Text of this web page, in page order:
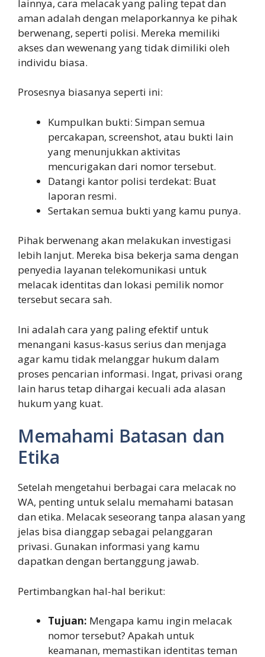
lainnya, cara melacak yang paling tepat dan
aman adalah dengan melaporkannya ke pihak
berwenang, seperti polisi. Mereka memiliki
akses dan wewenang yang tidak dimiliki oleh
individu biasa.
Prosesnya biasanya seperti ini:
Kumpulkan bukti: Simpan semua
percakapan, screenshot, atau bukti lain
yang menunjukkan aktivitas
mencurigakan dari nomor tersebut.
Datangi kantor polisi terdekat: Buat
laporan resmi.
Sertakan semua bukti yang kamu punya.
Pihak berwenang akan melakukan investigasi
lebih lanjut. Mereka bisa bekerja sama dengan
penyedia layanan telekomunikasi untuk
melacak identitas dan lokasi pemilik nomor
tersebut secara sah.
Ini adalah cara yang paling efektif untuk
menangani kasus-kasus serius dan menjaga
agar kamu tidak melanggar hukum dalam
proses pencarian informasi. Ingat, privasi orang
lain harus tetap dihargai kecuali ada alasan
hukum yang kuat.
Memahami Batasan dan
Etika
Setelah mengetahui berbagai cara melacak no
WA, penting untuk selalu memahami batasan
dan etika. Melacak seseorang tanpa alasan yang
jelas bisa dianggap sebagai pelanggaran
privasi. Gunakan informasi yang kamu
dapatkan dengan bertanggung jawab.
Pertimbangkan hal-hal berikut:
Tujuan: Mengapa kamu ingin melacak
nomor tersebut? Apakah untuk
keamanan, memastikan identitas teman